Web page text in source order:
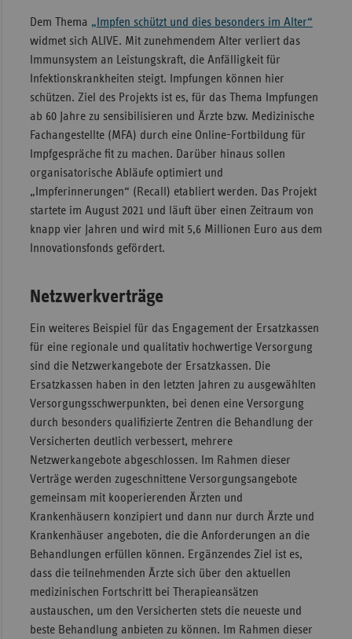
Dem Thema „Impfen schützt und dies besonders im Alter“
widmet sich ALIVE. Mit zunehmendem Alter verliert das
Immunsystem an Leistungskraft, die Anfälligkeit für
Infektionskrankheiten steigt. Impfungen können hier
schützen. Ziel des Projekts ist es, für das Thema Impfungen
ab 60 Jahre zu sensibilisieren und Ärzte bzw. Medizinische
Fachangestellte (MFA) durch eine Online-Fortbildung für
Impfgespräche fit zu machen. Darüber hinaus sollen
organisatorische Abläufe optimiert und
„Impferinnerungen“ (Recall) etabliert werden. Das Projekt
startete im August 2021 und läuft über einen Zeitraum von
knapp vier Jahren und wird mit 5,6 Millionen Euro aus dem
Innovationsfonds gefördert.
Netzwerkverträge
Ein weiteres Beispiel für das Engagement der Ersatzkassen
für eine regionale und qualitativ hochwertige Versorgung
sind die Netzwerkangebote der Ersatzkassen. Die
Ersatzkassen haben in den letzten Jahren zu ausgewählten
Versorgungsschwerpunkten, bei denen eine Versorgung
durch besonders qualifizierte Zentren die Behandlung der
Versicherten deutlich verbessert, mehrere
Netzwerkangebote abgeschlossen. Im Rahmen dieser
Verträge werden zugeschnittene Versorgungsangebote
gemeinsam mit kooperierenden Ärzten und
Krankenhäusern konzipiert und dann nur durch Ärzte und
Krankenhäuser angeboten, die die Anforderungen an die
Behandlungen erfüllen können. Ergänzendes Ziel ist es,
dass die teilnehmenden Ärzte sich über den aktuellen
medizinischen Fortschritt bei Therapieansätzen
austauschen, um den Versicherten stets die neueste und
beste Behandlung anbieten zu können. Im Rahmen dieser